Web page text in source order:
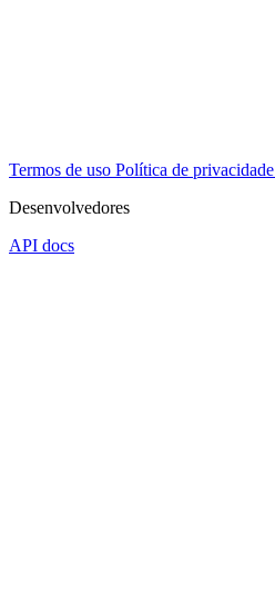
Termos de uso Política de privacidade
Desenvolvedores
API docs